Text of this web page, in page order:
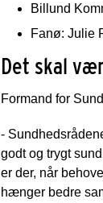
Billund
Fanø: Julie
Det skal
Formand for
-
godt og trygt
er der, når
hænger bedre